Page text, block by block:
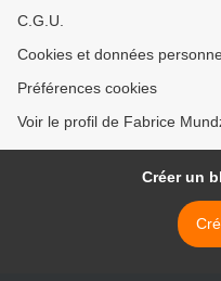
C.G.U.
Cookies et données
Préférences cookies
Voir le profil de Fabrice
Créer un